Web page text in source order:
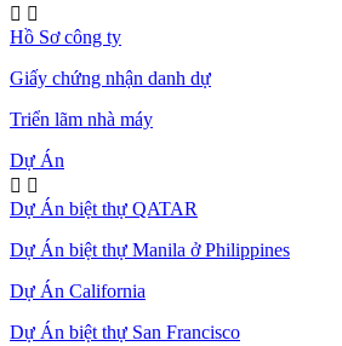
 
Hồ Sơ công ty
Giấy chứng nhận danh dự
Triển lãm nhà máy
Dự Án
 
Dự Án biệt thự QATAR
Dự Án biệt thự Manila ở Philippines
Dự Án California
Dự Án biệt thự San Francisco